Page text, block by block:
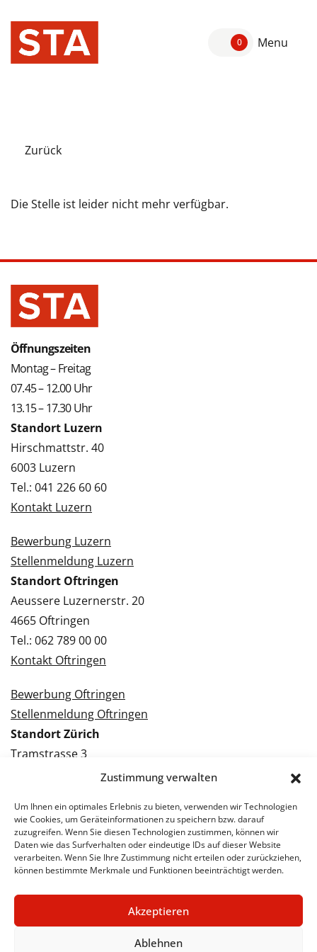
Zustimmung verwalten
Um Ihnen ein optimales Erlebnis zu bieten, verwenden wir Technologien
wie Cookies, um Geräteinformationen zu speichern bzw. darauf
zuzugreifen. Wenn Sie diesen Technologien zustimmen, können wir
Daten wie das Surfverhalten oder eindeutige IDs auf dieser Website
verarbeiten. Wenn Sie Ihre Zustimmung nicht erteilen oder zurückziehen,
können bestimmte Merkmale und Funktionen beeinträchtigt werden.
Akzeptieren
Ablehnen
0 Menu
Zurück
Die Stelle ist leider nicht mehr verfügbar.
Öffnungszeiten
Montag – Freitag
07.45 – 12.00 Uhr
13.15 – 17.30 Uhr
Standort Luzern
Hirschmattstr. 40
6003 Luzern
Tel.: 041 226 60 60
Kontakt Luzern
Bewerbung Luzern
Stellenmeldung Luzern
Standort Oftringen
Aeussere Luzernerstr. 20
4665 Oftringen
Tel.: 062 789 00 00
Kontakt Oftringen
Bewerbung Oftringen
Stellenmeldung Oftringen
Standort Zürich
Tramstrasse 3
Kontakt Zürich
Bewerbung Zürich
Stellenmeldung Zürich